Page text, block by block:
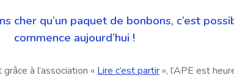
cher qu’un paquet de bonbons, c’est
commence aujourd’hui !
à l’association « Lire c’est partir », l’APE est